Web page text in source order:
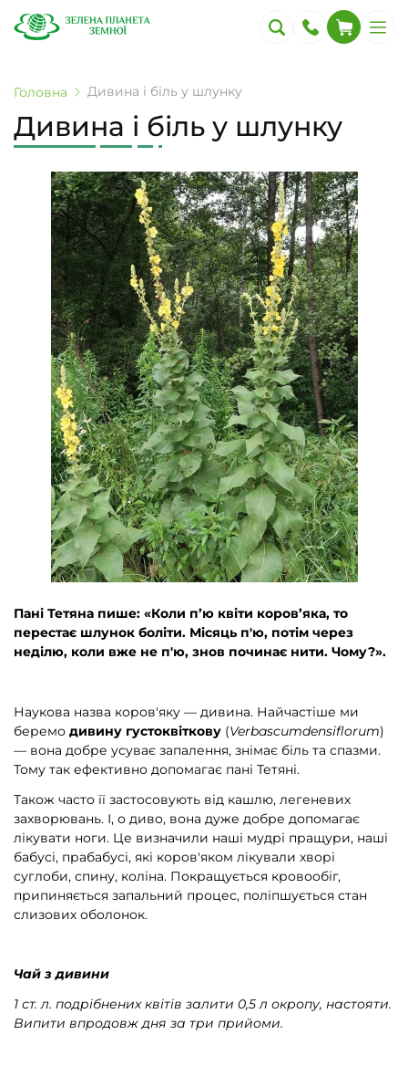
Головна Дивина і біль у шлунку
Дивина і біль у шлунку
Пані Тетяна пише: «Коли п’ю квіти коров’яка, то
перестає шлунок боліти. Місяць п'ю, потім через
неділю, коли вже не п'ю, знов починає нити. Чому?».
Наукова назва коров'яку — дивина. Найчастіше ми
беремо дивину густоквіткову (Verbascumdensiflorum)
— вона добре усуває запалення, знімає біль та спазми.
Тому так ефективно допомагає пані Тетяні.
Також часто її застосовують від кашлю, легеневих
захворювань. І, о диво, вона дуже добре допомагає
лікувати ноги. Це визначили наші мудрі пращури, наші
бабусі, прабабусі, які коров'яком лікували хворі
суглоби, спину, коліна. Покращується кровообіг,
припиняється запальний процес, поліпшується стан
слизових оболонок.
Чай з дивини
1 ст. л. подрібнених квітів залити 0,5 л окропу, настояти.
Випити впродовж дня за три прийоми.